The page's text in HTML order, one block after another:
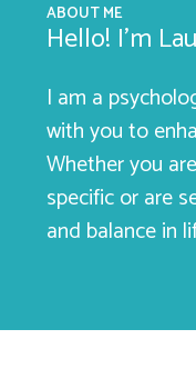
ABOUT ME
Hello! I’m
I am a
with you to
Whether you
specific or are
and balance in